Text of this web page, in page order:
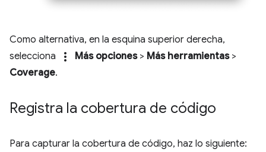
Como alternativa, en la esquina superior derecha,
selecciona
more_vert Más opciones> Más herramientas>
Coverage.
Registra la cobertura de código
Para capturar la cobertura de código, haz lo siguiente: